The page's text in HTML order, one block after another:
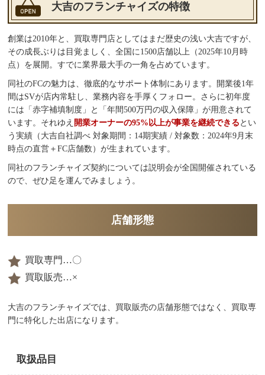
大吉のフランチャイズの特徴
創業は2010年と、買取専門店としてはまだ歴史の浅い大吉ですが、
その成長ぶりは目覚ましく、全国に1500店舗以上（2025年10月時
点）を展開。すでに業界最大手の一角を占めています。
同社のFCの魅力は、徹底的なサポート体制にあります。開業後1年
間はSVが店内常駐し、業務内容を手厚くフォロー。さらに初年度
には「赤字補填制度」と「年間500万円の収入保障」が用意されて
います。それゆえ 開業オーナーの95%以上が事業を継続できる とい
う実績（大吉自社調べ 対象期間：14期実績 / 対象数：2024年9月末
時点の直営＋FC店舗数）が生まれています。
同社のフランチャイズ契約については説明会が全国開催されている
ので、ぜひ足を運んでみましょう。
店舗形態
買取専門…〇
買取販売…×
大吉のフランチャイズでは、買取販売の店舗形態ではなく、買取専
門に特化した出店になります。
取扱品目